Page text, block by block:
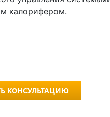
калорифером.
КОНСУЛЬТАЦИЮ